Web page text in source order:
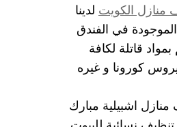
منازل الكويت لدينا
في الفندق
قاتلة لكافة
كورونا و غيره
اشبيلية مبارك